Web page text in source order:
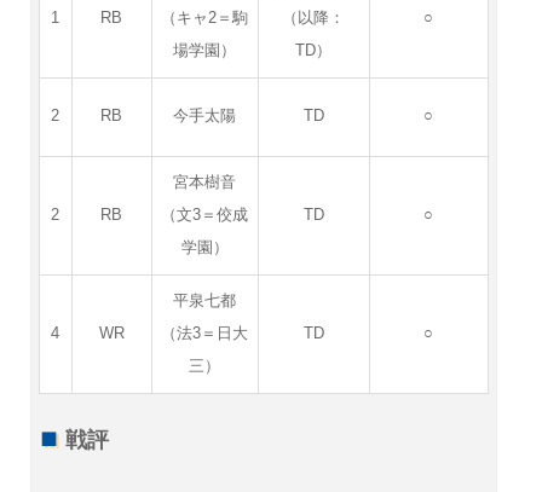
1 RB
（キャ2＝駒
場学園）
（以降：
TD）
○
2 RB 今手太陽 TD ○
2 RB
宮本樹音
（文3＝佼成
学園）
TD ○
4 WR
平泉七都
（法3＝日大
三）
TD ○
戦評